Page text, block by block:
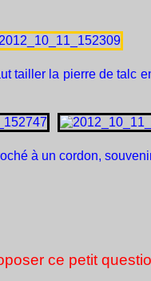
tailler la pierre de talc
à un cordon,
ce petit